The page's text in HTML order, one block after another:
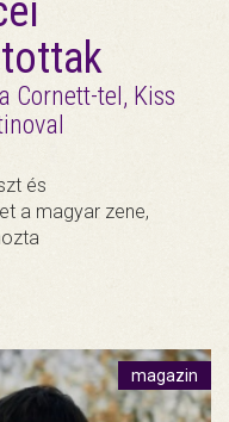
Cornett-tel, Kiss
és
a magyar zene,
magazin